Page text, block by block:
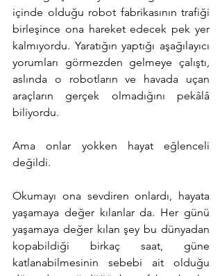
içinde olduğu robot fabrikasının trafiği
birleşince ona hareket edecek pek yer
kalmıyordu. Yaratığın yaptığı aşağılayıcı
yorumları görmezden gelmeye çalıştı,
aslında o robotların ve havada uçan
araçların gerçek olmadığını pekâlâ
biliyordu.
Ama onlar yokken hayat eğlenceli
değildi.
Okumayı ona sevdiren onlardı, hayata
yaşamaya değer kılanlar da. Her günü
yaşamaya değer kılan şey bu dünyadan
kopabildiği birkaç saat, güne
katlanabilmesinin sebebi ait olduğu